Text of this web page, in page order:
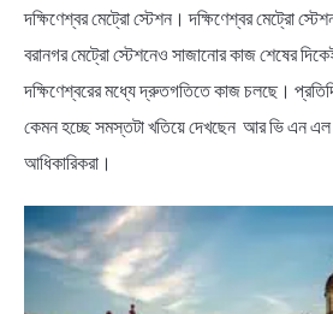
EDUCATIONAL
BENGALI WISHES
NEWS
দক্ষিণেশ্বর মেট্রো স্টেশন। দক্ষিণেশ্বর মেট্রো
বরানগর মেট্রো স্টেশনেও সাজানোর কাজ শেষের
দক্ষিণেশ্বরের মধ্যে দ্রুতগতিতে কাজ চলছে।
কেমন হচ্ছে সমস্তটা খতিয়ে দেখছেন আর ভি এন এল
আধিকারিকরা।